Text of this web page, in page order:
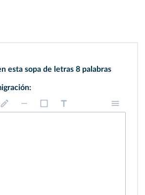
esta sopa de letras 8 palabras